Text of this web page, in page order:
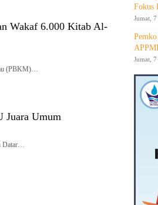
Wakaf 6.000 Kitab Al-
(PBKM)…
Juara Umum
Fokus
Jumat,
Jumat,